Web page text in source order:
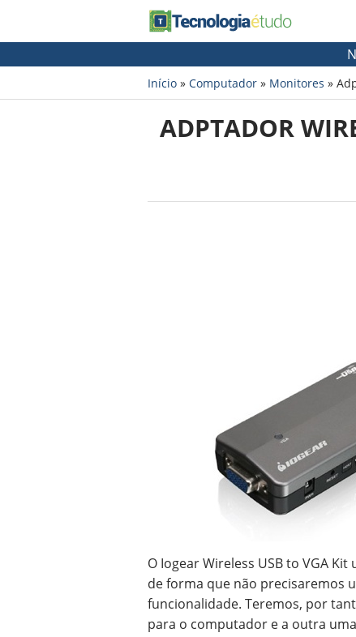
Início » Computador » Monitores »
ADPTADOR
O Iogear Wireless USB to VGA
de forma que não precisaremos
funcionalidade. Teremos, por
para o computador e a outra